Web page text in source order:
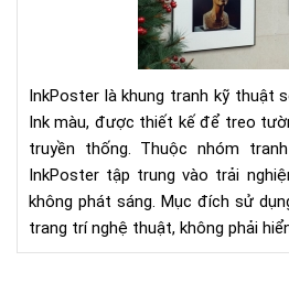
InkPoster là khung tranh kỹ thuật
Ink màu, được thiết kế để treo
truyền thống. Thuộc nhóm
InkPoster tập trung vào trải
không phát sáng. Mục đích sử
trang trí nghệ thuật, không phải